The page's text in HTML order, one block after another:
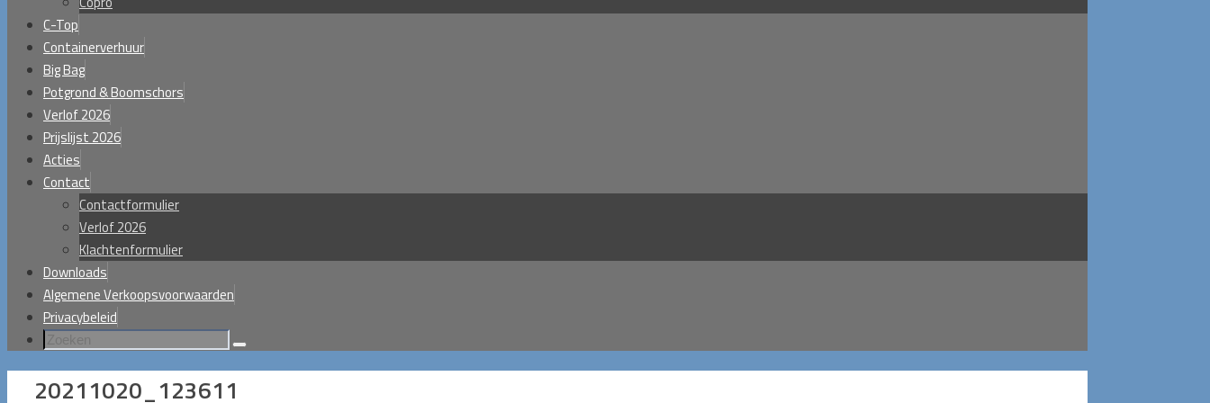
C-Top
Containerverhuur
Big Bag
Potgrond & Boomschors
Verlof 2026
Prijslijst 2026
Acties
Contact
Contactformulier
Verlof 2026
Klachtenformulier
Downloads
Algemene Verkoopsvoorwaarden
Privacybeleid
Zoeken
20211020_123611